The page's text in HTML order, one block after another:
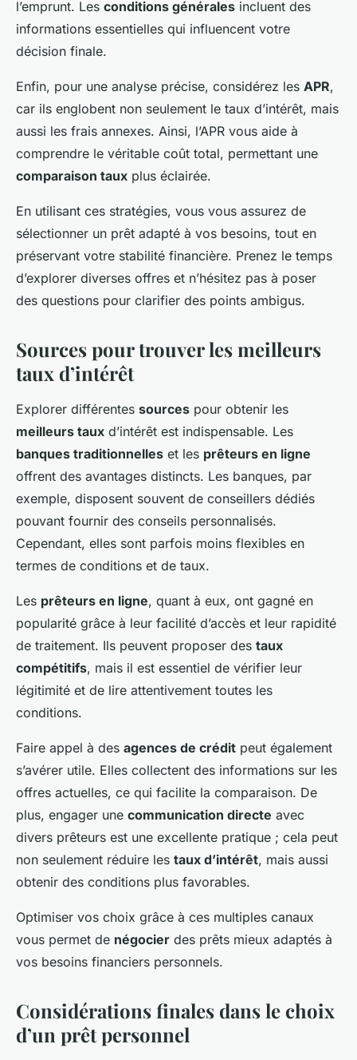
l’emprunt. Les conditions générales incluent des
informations essentielles qui influencent votre
décision finale.
Enfin, pour une analyse précise, considérez les APR,
car ils englobent non seulement le taux d’intérêt, mais
aussi les frais annexes. Ainsi, l’APR vous aide à
comprendre le véritable coût total, permettant une
comparaison taux plus éclairée.
En utilisant ces stratégies, vous vous assurez de
sélectionner un prêt adapté à vos besoins, tout en
préservant votre stabilité financière. Prenez le temps
d’explorer diverses offres et n’hésitez pas à poser
des questions pour clarifier des points ambigus.
Sources pour trouver les meilleurs
taux d’intérêt
Explorer différentes sources pour obtenir les
meilleurs taux d’intérêt est indispensable. Les
banques traditionnelles et les prêteurs en ligne
offrent des avantages distincts. Les banques, par
exemple, disposent souvent de conseillers dédiés
pouvant fournir des conseils personnalisés.
Cependant, elles sont parfois moins flexibles en
termes de conditions et de taux.
Les prêteurs en ligne, quant à eux, ont gagné en
popularité grâce à leur facilité d’accès et leur rapidité
de traitement. Ils peuvent proposer des taux
compétitifs, mais il est essentiel de vérifier leur
légitimité et de lire attentivement toutes les
conditions.
Faire appel à des agences de crédit peut également
s’avérer utile. Elles collectent des informations sur les
offres actuelles, ce qui facilite la comparaison. De
plus, engager une communication directe avec
divers prêteurs est une excellente pratique ; cela peut
non seulement réduire les taux d’intérêt, mais aussi
obtenir des conditions plus favorables.
Optimiser vos choix grâce à ces multiples canaux
vous permet de négocier des prêts mieux adaptés à
vos besoins financiers personnels.
Considérations finales dans le choix
d’un prêt personnel